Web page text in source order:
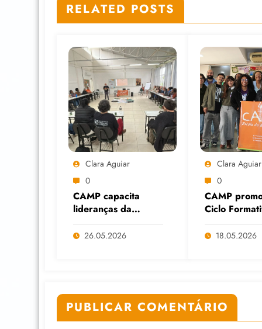
RELATED POSTS
Clara Aguiar
0
CAMP capacita
lideranças da
Economia Solidária
em Formação
26.05.2026
Clara Aguiar
0
CAMP
Ciclo
Cuidados
diante do
18.05.2026
PUBLICAR COMENTÁRIO